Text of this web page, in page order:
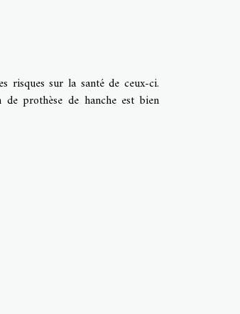
risques sur la santé de ceux-ci.
prothèse de hanche est bien